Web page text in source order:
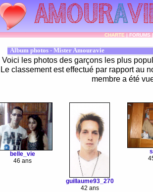
CHARTE|FORUMS
Album photos - Mister Amouravie
Voici les photos des garçons les plus
Le classement est effectué par rapport au
membre a été
belle_vie
46 ans
guillaume93_270
42 ans